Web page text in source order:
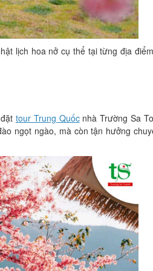
lịch hoa nở cụ thể tại từng địa
tour Trung Quốcnhà Trường Sa
ngọt ngào, mà còn tận hưởng